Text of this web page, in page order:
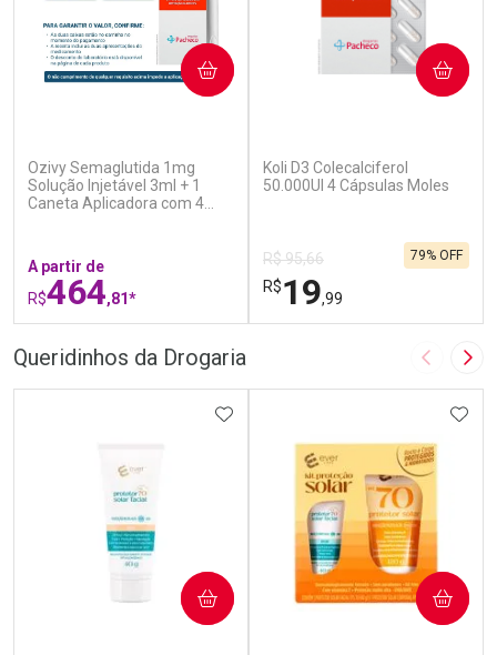
Ozivy Semaglutida 1mg
Solução Injetável 3ml + 1
Caneta Aplicadora com 4
A partir de
R$464,81*
COMPRAR
Koli D3 Colecalciferol
50.000UI 4 Cápsulas Moles
R$ 95,66
R$19,99
79% OFF
COMPRAR
Queridinhos da Drogaria Imagem
ADICIONAR AOS FAVORITOS
COMPRAR COMPRAR